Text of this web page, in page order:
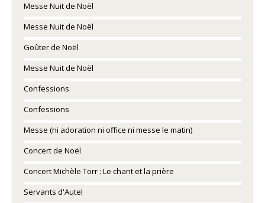
Messe Nuit de Noël
Messe Nuit de Noël
Goûter de Noël
Messe Nuit de Noël
Confessions
Confessions
Messe (ni adoration ni office ni messe le matin)
Concert de Noël
Concert Michèle Torr : Le chant et la prière
Servants d'Autel